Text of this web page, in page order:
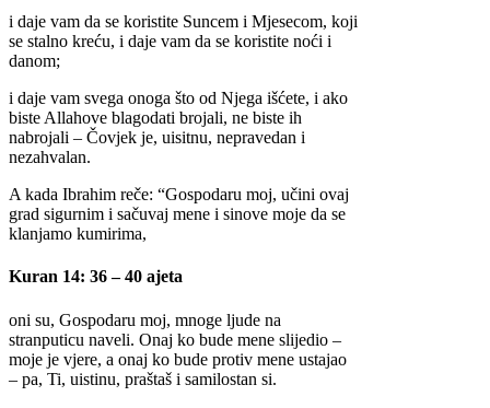
i daje vam da se koristite Suncem i Mjesecom, koji
se stalno kreću, i daje vam da se koristite noći i
danom;
i daje vam svega onoga što od Njega išćete, i ako
biste Allahove blagodati brojali, ne biste ih
nabrojali – Čovjek je, uisitnu, nepravedan i
nezahvalan.
A kada Ibrahim reče: “Gospodaru moj, učini ovaj
grad sigurnim i sačuvaj mene i sinove moje da se
klanjamo kumirima,
Kuran 14: 36 – 40 ajeta
oni su, Gospodaru moj, mnoge ljude na
stranputicu naveli. Onaj ko bude mene slijedio –
moje je vjere, a onaj ko bude protiv mene ustajao
– pa, Ti, uistinu, praštaš i samilostan si.